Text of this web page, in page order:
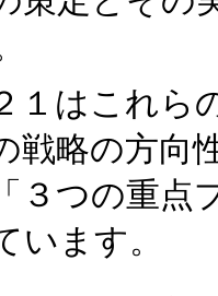
１はこれら
戦略の方向
３つの重点
います。